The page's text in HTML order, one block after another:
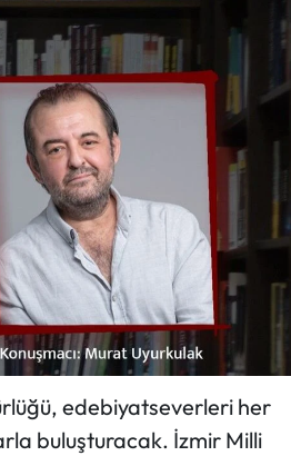
edebiyatseverleri her
buluşturacak. İzmir Milli